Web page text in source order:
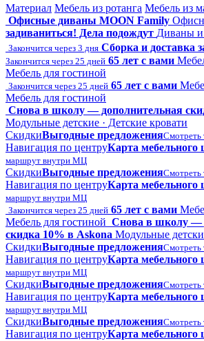
Материал Мебель из ротанга Мебель из
Офисные диваны MOON Family
задиваниться! Дела подождут Диваны и
Закончится через 3 дня Сборка и доставка
Закончится через 25 дней 65 лет с вами
Мебель для гостиной
Закончится через 25 дней 65 лет с вами
Мебель для гостиной
Снова в школу — дополнительная
Модульные детские · Детские кровати
СкидкиВыгодные предложенияСмотреть
Навигация по центруКарта мебельного
маршрут внутри МЦ
СкидкиВыгодные предложенияСмотреть
Навигация по центруКарта мебельного
маршрут внутри МЦ
Закончится через 25 дней 65 лет с вами
Мебель для гостиной Снова в школу —
скидка 10% в Askona Модульные
СкидкиВыгодные предложенияСмотреть
Навигация по центруКарта мебельного
маршрут внутри МЦ
СкидкиВыгодные предложенияСмотреть
Навигация по центруКарта мебельного
маршрут внутри МЦ
СкидкиВыгодные предложенияСмотреть
Навигация по центруКарта мебельного